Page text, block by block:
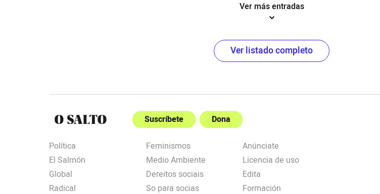
Ver más entradas
Ver listado completo
Suscríbete Dona
Política
El Salmón
Global
Radical
Feminismos
Medio Ambiente
Dereitos sociais
So para socias
Anúnciate
Licencia de uso
Edita
Formación